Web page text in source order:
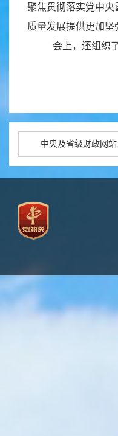
聚焦贯彻落实党中
质量发展提供更加
会上，还组织
中央及省级财政网站